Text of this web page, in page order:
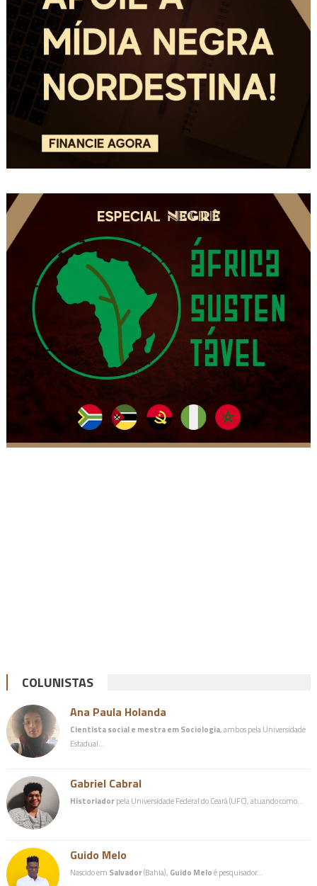
COLUNISTAS
Ana Paula Holanda
Cientista social e mestra em Sociologia, ambos pela Universidade
Estadual…
Gabriel Cabral
Historiadorpela Universidade Federal do Ceará (UFC), atuando como…
Guido Melo
Nascido em Salvador(Bahia), Guido Meloé pesquisador…